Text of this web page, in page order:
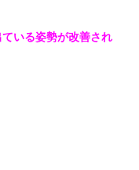
ている姿勢が改善され